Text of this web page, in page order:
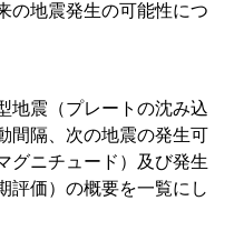
の地震発生の可能性につ
地震（プレートの沈み込
間隔、次の地震の発生可
グニチュード）及び発生
評価）の概要を一覧にし